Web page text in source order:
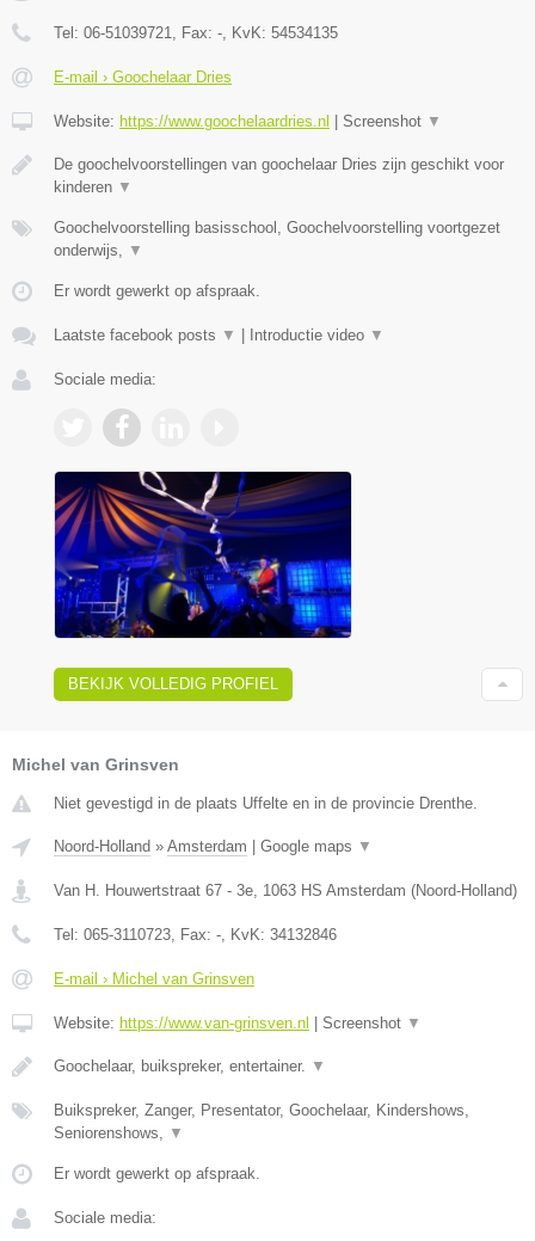
Tel: 06-51039721, Fax: -, KvK: 54534135
E-mail › Goochelaar Dries
Website: https://www.goochelaardries.nl Screenshot ▼
De goochelvoorstellingen van goochelaar Dries zijn geschikt voor
kinderen ▼
Goochelvoorstelling basisschool, Goochelvoorstelling voortgezet
onderwijs, ▼
Er wordt gewerkt op afspraak.
Laatste facebook posts ▼ Introductie video ▼
Sociale media:
BEKIJK VOLLEDIG PROFIEL
Michel van Grinsven
Niet gevestigd in de plaats Uffelte en in de provincie Drenthe.
Noord-Holland » Amsterdam Google maps ▼
Van H. Houwertstraat 67 - 3e, 1063 HS Amsterdam (Noord-Holland)
Tel: 065-3110723, Fax: -, KvK: 34132846
E-mail › Michel van Grinsven
Website: https://www.van-grinsven.nl Screenshot ▼
Goochelaar, buikspreker, entertainer. ▼
Buikspreker, Zanger, Presentator, Goochelaar, Kindershows,
Seniorenshows, ▼
Er wordt gewerkt op afspraak.
Sociale media: